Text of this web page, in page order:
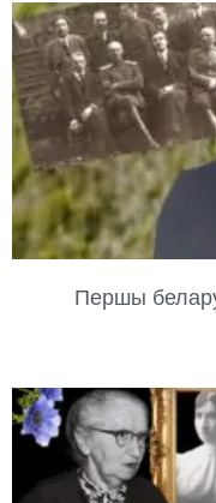
Першы